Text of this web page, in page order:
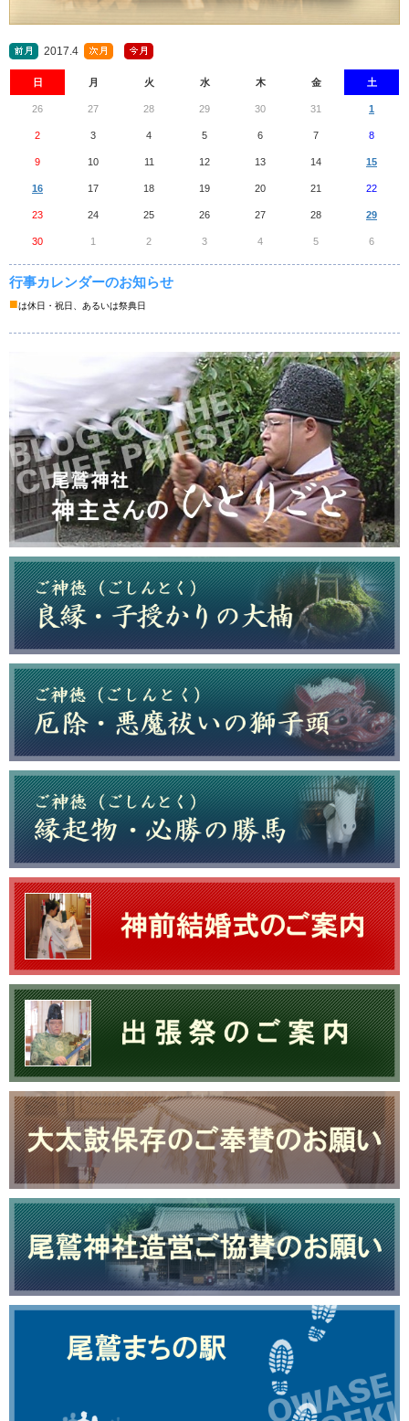
2017.4
日 月 火 水 木 金 土
26 27 28 29 30 31 1
2 3 4 5 6 7 8
9 10 11 12 13 14 15
16 17 18 19 20 21 22
23 24 25 26 27 28 29
30 1 2 3 4 5 6
行事カレンダーのお知らせ
■は休日・祝日、あるいは祭典日